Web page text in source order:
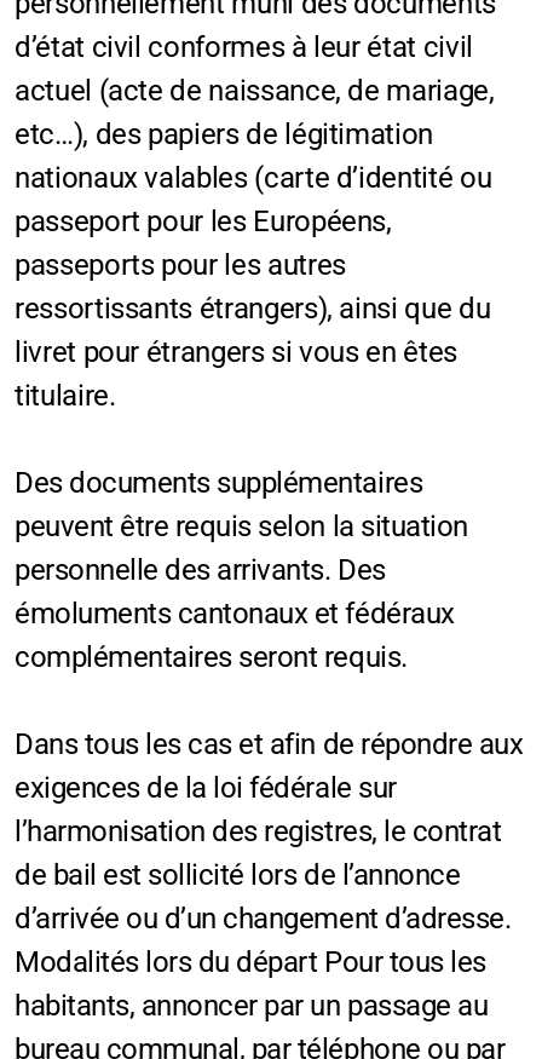
d’état civil conformes à leur état civil
actuel (acte de naissance, de mariage,
etc…), des papiers de légitimation
nationaux valables (carte d’identité ou
passeport pour les Européens,
passeports pour les autres
ressortissants étrangers), ainsi que du
livret pour étrangers si vous en êtes
titulaire.
Des documents supplémentaires
peuvent être requis selon la situation
personnelle des arrivants. Des
émoluments cantonaux et fédéraux
complémentaires seront requis.
Dans tous les cas et afin de répondre aux
exigences de la loi fédérale sur
l’harmonisation des registres, le contrat
de bail est sollicité lors de l’annonce
d’arrivée ou d’un changement d’adresse.
Modalités lors du départ Pour tous les
habitants, annoncer par un passage au
bureau communal, par téléphone ou par